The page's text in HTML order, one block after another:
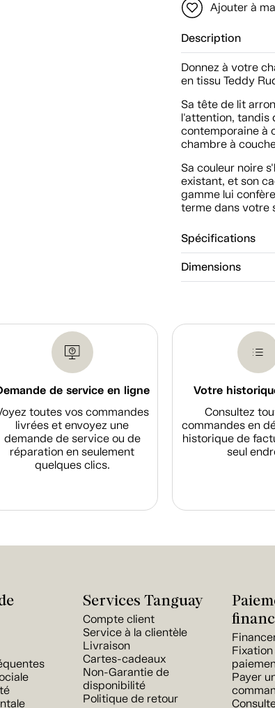
Ajouter à
Description
Donnez à votre
en tissu Teddy
Sa tête de lit
l'attention, tandis
contemporaine à
chambre à
Sa couleur noire
existant, et son
gamme lui
terme dans votre
Spécifications
Dimensions
de service en ligne
toutes vos commandes
livrées et envoyez une
demande de service ou de
réparation en seulement
quelques clics.
Votre
Consultez
commandes en
historique de
seul
Services Tanguay
Compte client
Service à la clientèle
Livraison
Cartes-cadeaux
Non-Garantie de
disponibilité
Politique de retour
Payer